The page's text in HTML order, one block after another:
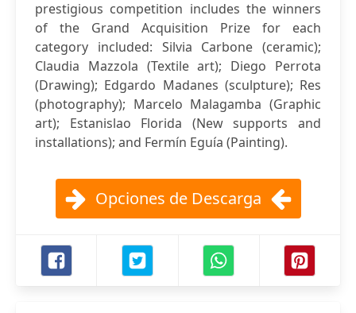
prestigious competition includes the winners
of the Grand Acquisition Prize for each
category included: Silvia Carbone (ceramic);
Claudia Mazzola (Textile art); Diego Perrota
(Drawing); Edgardo Madanes (sculpture); Res
(photography); Marcelo Malagamba (Graphic
art); Estanislao Florida (New supports and
installations); and Fermín Eguía (Painting).
Opciones de Descarga